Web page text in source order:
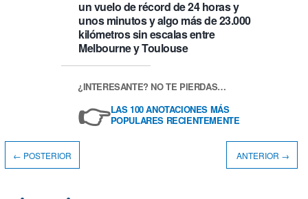
un vuelo de récord de 24 horas y
unos minutos y algo más de 23.000
kilómetros sin escalas entre
Melbourne y Toulouse
¿INTERESANTE? NO TE PIERDAS…
👉LAS 100 ANOTACIONES MÁS
POPULARES RECIENTEMENTE
← POSTERIOR ANTERIOR →